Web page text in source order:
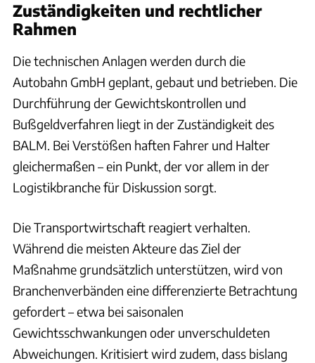
Zuständigkeiten und rechtlicher
Rahmen
Die technischen Anlagen werden durch die
Autobahn GmbH geplant, gebaut und betrieben. Die
Durchführung der Gewichtskontrollen und
Bußgeldverfahren liegt in der Zuständigkeit des
BALM. Bei Verstößen haften Fahrer und Halter
gleichermaßen – ein Punkt, der vor allem in der
Logistikbranche für Diskussion sorgt.
Die Transportwirtschaft reagiert verhalten.
Während die meisten Akteure das Ziel der
Maßnahme grundsätzlich unterstützen, wird von
Branchenverbänden eine differenzierte Betrachtung
gefordert – etwa bei saisonalen
Gewichtsschwankungen oder unverschuldeten
Abweichungen. Kritisiert wird zudem, dass bislang